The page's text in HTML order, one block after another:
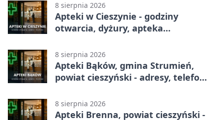
8 sierpnia 2026
Apteki w Cieszynie - godziny
otwarcia, dyżury, apteka
8 sierpnia 2026
Apteki Bąków, gmina Strumień,
powiat cieszyński - adresy, telefony,
8 sierpnia 2026
Apteki Brenna, powiat cieszyński -